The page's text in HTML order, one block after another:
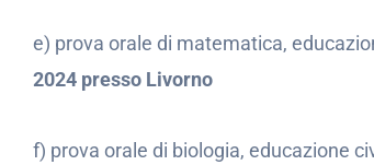
e) prova orale di matematica,
2024 presso Livorno
f) prova orale di biologia, educazione